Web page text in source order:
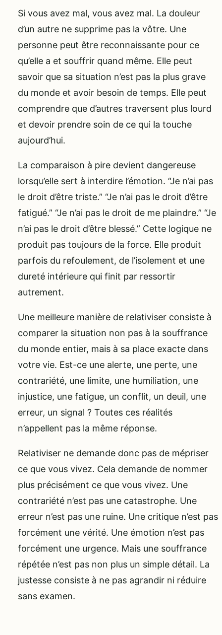
Si vous avez mal, vous avez mal. La douleur
d’un autre ne supprime pas la vôtre. Une
personne peut être reconnaissante pour ce
qu’elle a et souffrir quand même. Elle peut
savoir que sa situation n’est pas la plus grave
du monde et avoir besoin de temps. Elle peut
comprendre que d’autres traversent plus lourd
et devoir prendre soin de ce qui la touche
aujourd’hui.
La comparaison à pire devient dangereuse
lorsqu’elle sert à interdire l’émotion. “Je n’ai pas
le droit d’être triste.” “Je n’ai pas le droit d’être
fatigué.” “Je n’ai pas le droit de me plaindre.” “Je
n’ai pas le droit d’être blessé.” Cette logique ne
produit pas toujours de la force. Elle produit
parfois du refoulement, de l’isolement et une
dureté intérieure qui finit par ressortir
autrement.
Une meilleure manière de relativiser consiste à
comparer la situation non pas à la souffrance
du monde entier, mais à sa place exacte dans
votre vie. Est-ce une alerte, une perte, une
contrariété, une limite, une humiliation, une
injustice, une fatigue, un conflit, un deuil, une
erreur, un signal ? Toutes ces réalités
n’appellent pas la même réponse.
Relativiser ne demande donc pas de mépriser
ce que vous vivez. Cela demande de nommer
plus précisément ce que vous vivez. Une
contrariété n’est pas une catastrophe. Une
erreur n’est pas une ruine. Une critique n’est pas
forcément une vérité. Une émotion n’est pas
forcément une urgence. Mais une souffrance
répétée n’est pas non plus un simple détail. La
justesse consiste à ne pas agrandir ni réduire
sans examen.